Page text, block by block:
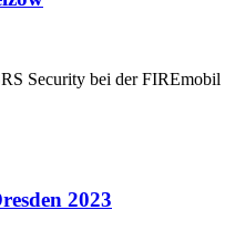
Security bei der FIREmobil
2023